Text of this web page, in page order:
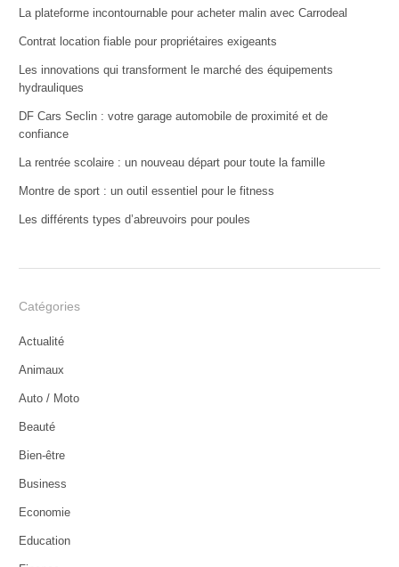
La plateforme incontournable pour acheter malin avec Carrodeal
Contrat location fiable pour propriétaires exigeants
Les innovations qui transforment le marché des équipements
hydrauliques
DF Cars Seclin : votre garage automobile de proximité et de
confiance
La rentrée scolaire : un nouveau départ pour toute la famille
Montre de sport : un outil essentiel pour le fitness
Les différents types d’abreuvoirs pour poules
Catégories
Actualité
Animaux
Auto / Moto
Beauté
Bien-être
Business
Economie
Education